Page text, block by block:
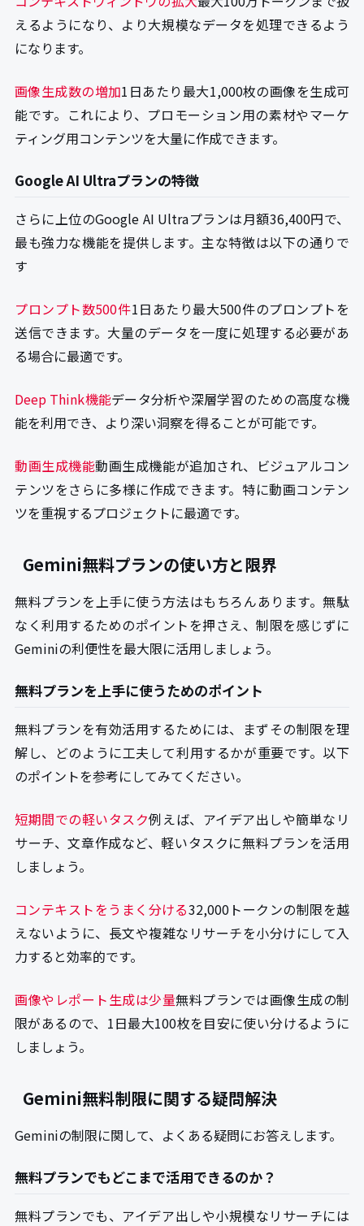
えるようになり、より大規模なデータを処理できるよう
になります。
画像生成数の増加1日あたり最大1,000枚の画像を生成可
能です。これにより、プロモーション用の素材やマーケ
ティング用コンテンツを大量に作成できます。
Google AI Ultraプランの特徴
さらに上位のGoogle AI Ultraプランは月額36,400円で、
最も強力な機能を提供します。主な特徴は以下の通りで
す
プロンプト数500件1日あたり最大500件のプロンプトを
送信できます。大量のデータを一度に処理する必要があ
る場合に最適です。
Deep Think機能データ分析や深層学習のための高度な機
能を利用でき、より深い洞察を得ることが可能です。
動画生成機能動画生成機能が追加され、ビジュアルコン
テンツをさらに多様に作成できます。特に動画コンテン
ツを重視するプロジェクトに最適です。
Gemini無料プランの使い方と限界
無料プランを上手に使う方法はもちろんあります。無駄
なく利用するためのポイントを押さえ、制限を感じずに
Geminiの利便性を最大限に活用しましょう。
無料プランを上手に使うためのポイント
無料プランを有効活用するためには、まずその制限を理
解し、どのように工夫して利用するかが重要です。以下
のポイントを参考にしてみてください。
短期間での軽いタスク例えば、アイデア出しや簡単なリ
サーチ、文章作成など、軽いタスクに無料プランを活用
しましょう。
コンテキストをうまく分ける32,000トークンの制限を越
えないように、長文や複雑なリサーチを小分けにして入
力すると効率的です。
画像やレポート生成は少量無料プランでは画像生成の制
限があるので、1日最大100枚を目安に使い分けるように
しましょう。
Gemini無料制限に関する疑問解決
Geminiの制限に関して、よくある疑問にお答えします。
無料プランでもどこまで活用できるのか？
無料プランでも、アイデア出しや小規模なリサーチには